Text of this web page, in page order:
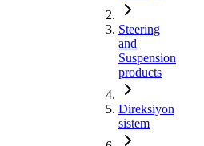
Steering
and
Suspension
products
Direksiyon
sistem